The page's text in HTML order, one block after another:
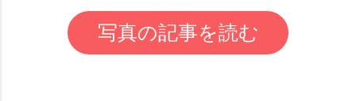
写真の記事を読む